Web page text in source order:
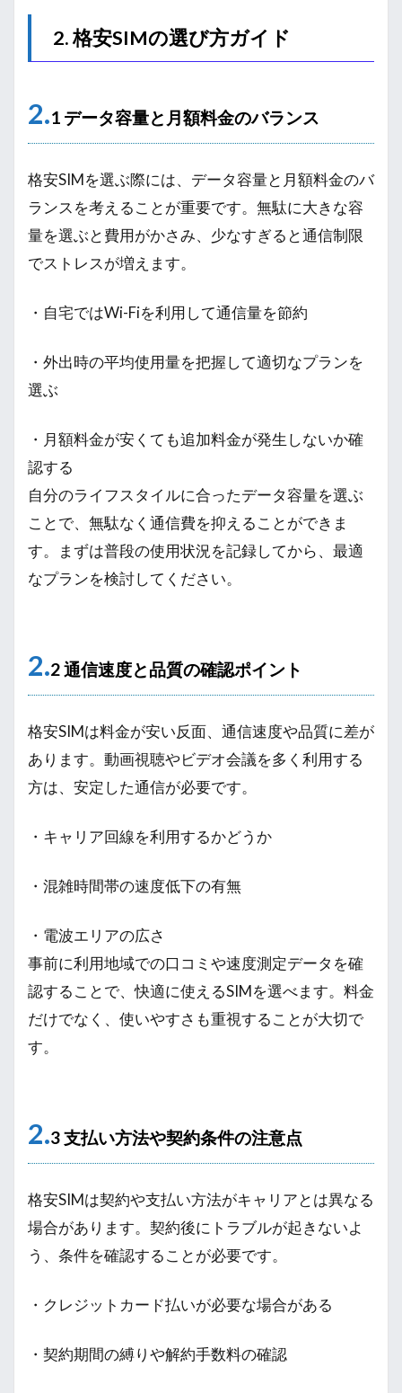
2. 格安SIMの選び方ガイド
2.1 データ容量と月額料金のバランス
格安SIMを選ぶ際には、データ容量と月額料金のバ
ランスを考えることが重要です。無駄に大きな容
量を選ぶと費用がかさみ、少なすぎると通信制限
でストレスが増えます。
・自宅ではWi-Fiを利用して通信量を節約
・外出時の平均使用量を把握して適切なプランを
選ぶ
・月額料金が安くても追加料金が発生しないか確
認する
自分のライフスタイルに合ったデータ容量を選ぶ
ことで、無駄なく通信費を抑えることができま
す。まずは普段の使用状況を記録してから、最適
なプランを検討してください。
2.2 通信速度と品質の確認ポイント
格安SIMは料金が安い反面、通信速度や品質に差が
あります。動画視聴やビデオ会議を多く利用する
方は、安定した通信が必要です。
・キャリア回線を利用するかどうか
・混雑時間帯の速度低下の有無
・電波エリアの広さ
事前に利用地域での口コミや速度測定データを確
認することで、快適に使えるSIMを選べます。料金
だけでなく、使いやすさも重視することが大切で
す。
2.3 支払い方法や契約条件の注意点
格安SIMは契約や支払い方法がキャリアとは異なる
場合があります。契約後にトラブルが起きないよ
う、条件を確認することが必要です。
・クレジットカード払いが必要な場合がある
・契約期間の縛りや解約手数料の確認